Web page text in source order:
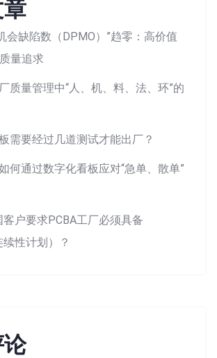
会缺陷数（DPMO）”趋零：高价值
量追求
质量管理中“人、机、料、法、环”的
需要经过几道测试才能出厂？
何通过数字化看板应对“急单、散单”
户要求PCBA工厂必须具备
性计划）？